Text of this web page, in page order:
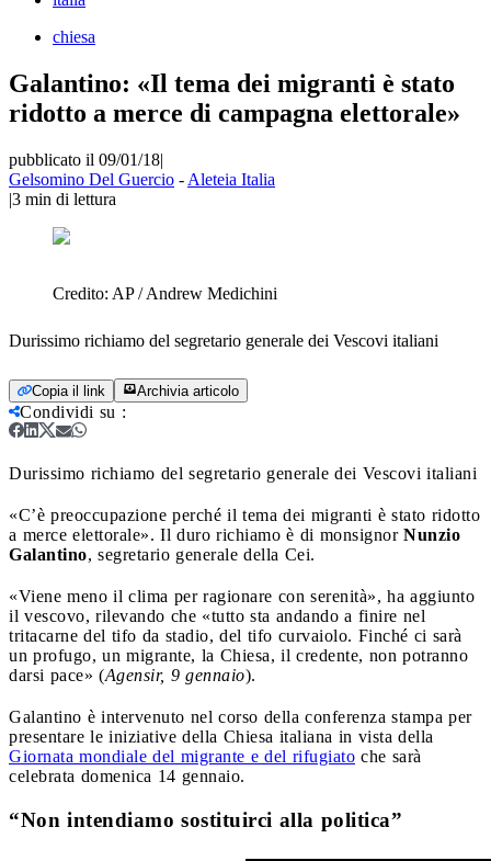
chiesa
Galantino: «Il tema dei migranti è stato
ridotto a merce di campagna elettorale»
pubblicato il 09/01/18|
Gelsomino Del Guercio - Aleteia Italia
|3 min di lettura
Credito: AP / Andrew Medichini
Durissimo richiamo del segretario generale dei Vescovi italiani
Copia il link Archivia articolo
Condividi su :
Durissimo richiamo del segretario generale dei Vescovi italiani
«C’è preoccupazione perché il tema dei migranti è stato ridotto
a merce elettorale». Il duro richiamo è di monsignor Nunzio
Galantino, segretario generale della Cei.
«Viene meno il clima per ragionare con serenità», ha aggiunto
il vescovo, rilevando che «tutto sta andando a finire nel
tritacarne del tifo da stadio, del tifo curvaiolo. Finché ci sarà
un profugo, un migrante, la Chiesa, il credente, non potranno
darsi pace» (Agensir, 9 gennaio).
Galantino è intervenuto nel corso della conferenza stampa per
presentare le iniziative della Chiesa italiana in vista della
Giornata mondiale del migrante e del rifugiato che sarà
celebrata domenica 14 gennaio.
“Non intendiamo sostituirci alla politica”